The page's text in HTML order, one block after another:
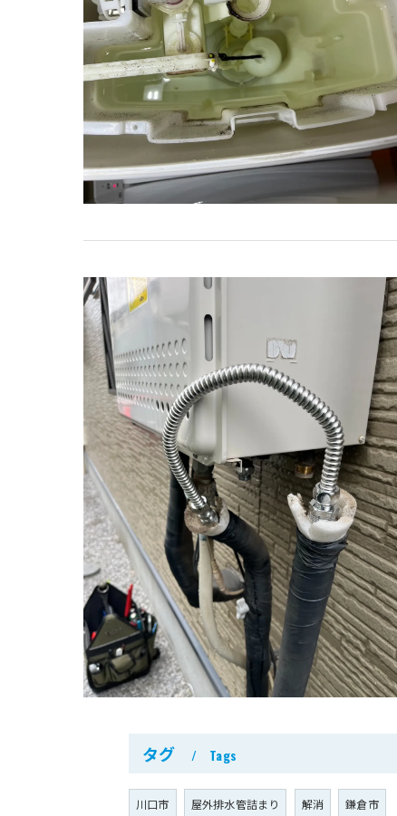
タグ Tags
川口市 屋外排水管詰まり 解消 鎌倉市